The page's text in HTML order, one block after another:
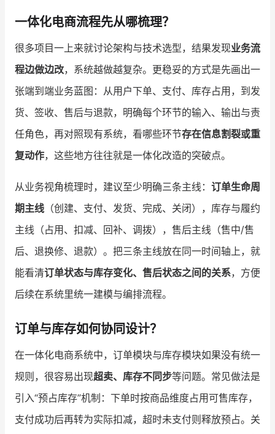
入驻有赞 认证代理商
认证服务商 设计服务商
有赞云 数据通服务
一体化电商流程先从哪梳理？
很多项目一上来就讨论架构与技术选型，结果发现业务流
程边做边改，系统越做越复杂。更稳妥的方式是先画出一
张端到端业务蓝图：从用户下单、支付、库存占用，到发
货、签收、售后与退款，明确每个环节的输入、输出与责
任角色，再对照现有系统，看哪些环节存在信息割裂或重
复动作，这些地方往往就是一体化改造的突破点。
从业务视角梳理时，建议至少明确三条主线： 订单生命周
期主线 （创建、支付、发货、完成、关闭），库存与履约
主线（占用、扣减、回补、调拨），售后主线（售中/售
后、退换修、退款）。把三条主线放在同一时间轴上，就
能看清订单状态与库存变化、售后状态之间的关系，方便
后续在系统里统一建模与编排流程。
订单与库存如何协同设计？
在一体化电商系统中，订单模块与库存模块如果没有统一
规则，很容易出现超卖、库存不同步等问题。常见做法是
引入“预占库存”机制：下单时按商品维度占用可售库存，
支付成功后再转为实际扣减，超时未支付则释放预占。关